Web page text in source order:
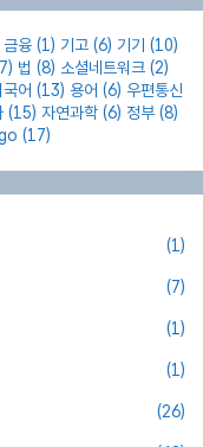
금융 (1) 기고 (6) 기기 (10)
법 (8) 소셜네트워크 (2)
어 (13) 용어 (6) 우편통신
(15) 자연과학 (6) 정부 (8)
(17)
(1)
(7)
(1)
(1)
(26)